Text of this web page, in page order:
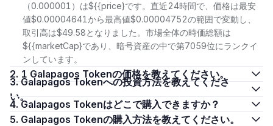
（0.000001）は${{price}です。直近24時間で、価格は最安
値$0.00004641から最高値$0.00004752の範囲で変動し、
取引高は$49.58となりました。市場全体の時価総額は
${{marketCap}であり、暗号資産の中で第7059位にランクイ
ンしています。
2. 1 Galapagos Tokenの価格を教えてください。
3. Galapagos Tokenへの投資方法を教えてくださ
い。
4. Galapagos Tokenはどこで購入できますか？
5. Galapagos Tokenの購入方法を教えてください。